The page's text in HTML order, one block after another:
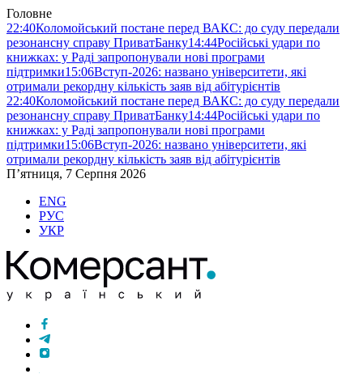
Головне
22:40Коломойський постане перед ВАКС: до суду передали
резонансну справу ПриватБанку14:44Російські удари по
книжках: у Раді запропонували нові програми
підтримки15:06Вступ-2026: названо університети, які
отримали рекордну кількість заяв від абітурієнтів
22:40Коломойський постане перед ВАКС: до суду передали
резонансну справу ПриватБанку14:44Російські удари по
книжках: у Раді запропонували нові програми
підтримки15:06Вступ-2026: названо університети, які
отримали рекордну кількість заяв від абітурієнтів
П’ятниця, 7 Серпня 2026
ENG
РУС
УКР